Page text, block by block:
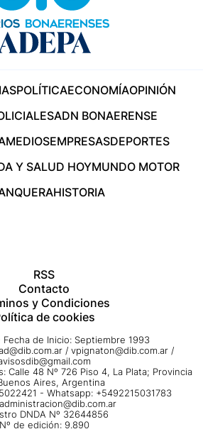
POLÍTICAECONOMÍAOPINIÓN
ADN BONAERENSE
MEDIOSEMPRESASDEPORTES
Y SALUD HOYMUNDO MOTOR
HISTORIA
RSS
Contacto
y Condiciones
de cookies
de Inicio: Septiembre 1993
/ vpignaton@dib.com.ar /
Calle 48 Nº 726 Piso 4, La Plata; Provincia
Aires, Argentina
- Whatsapp: +5492215031783
administracion@dib.com.ar
DNDA Nº 32644856
Nº de edición: 9.890